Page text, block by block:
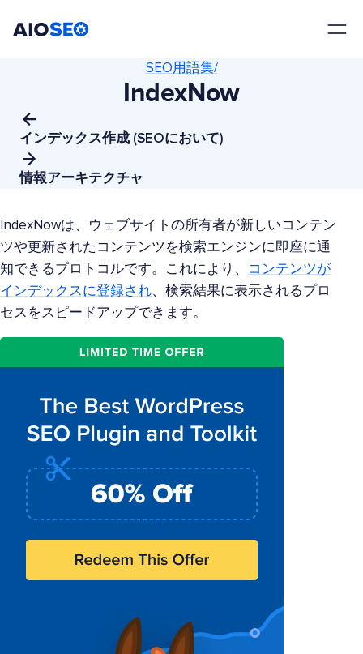
インデックス作成 (SEOにおいて)
SEO用語集/
IndexNow
情報アーキテクチャ
IndexNowは、ウェブサイトの所有者が新しいコンテン
ツや更新されたコンテンツを検索エンジンに即座に通
知できるプロトコルです。これにより、
コンテンツが
インデックスに登録され、検索結果に表示されるプロ
セスをスピードアップできます。